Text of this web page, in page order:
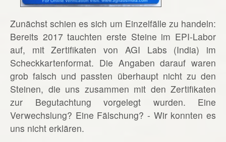
Zunächst schien es sich um Einzelfälle zu handeln:
Bereits 2017 tauchten erste Steine im EPI-Labor
auf, mit Zertifikaten von AGI Labs (India) im
Scheckkartenformat. Die Angaben darauf waren
grob falsch und passten überhaupt nicht zu den
Steinen, die uns zusammen mit den Zertifikaten
zur Begutachtung vorgelegt wurden. Eine
Verwechslung? Eine Fälschung? - Wir konnten es
uns nicht erklären.